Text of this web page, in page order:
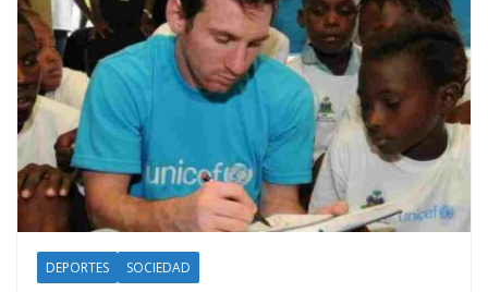
DEPORTES SOCIEDAD